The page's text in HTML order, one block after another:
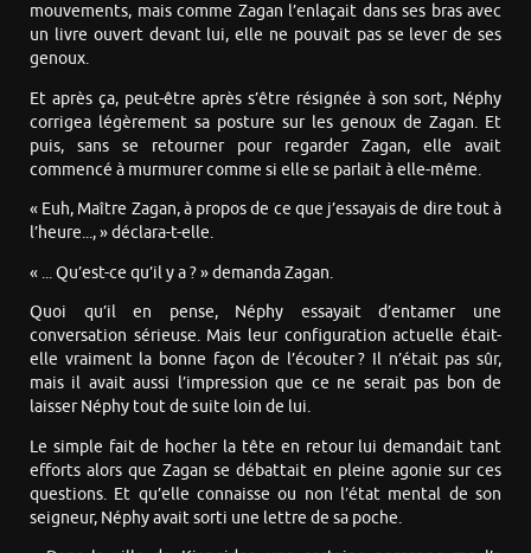
mouvements, mais comme Zagan l’enlaçait dans ses bras avec
un livre ouvert devant lui, elle ne pouvait pas se lever de ses
genoux.
Et après ça, peut-être après s’être résignée à son sort, Néphy
corrigea légèrement sa posture sur les genoux de Zagan. Et
puis, sans se retourner pour regarder Zagan, elle avait
commencé à murmurer comme si elle se parlait à elle-même.
« Euh, Maître Zagan, à propos de ce que j’essayais de dire tout à
l’heure..., » déclara-t-elle.
« ... Qu’est-ce qu’il y a ? » demanda Zagan.
Quoi qu’il en pense, Néphy essayait d’entamer une
conversation sérieuse. Mais leur configuration actuelle était-
elle vraiment la bonne façon de l’écouter ? Il n’était pas sûr,
mais il avait aussi l’impression que ce ne serait pas bon de
laisser Néphy tout de suite loin de lui.
Le simple fait de hocher la tête en retour lui demandait tant
efforts alors que Zagan se débattait en pleine agonie sur ces
questions. Et qu’elle connaisse ou non l’état mental de son
seigneur, Néphy avait sorti une lettre de sa poche.